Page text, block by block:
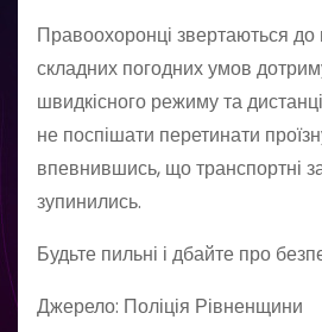
Правоохоронці звертаються до
складних погодних умов
швидкісного режиму та
не поспішати перетинати
впевнившись, що транспортні
зупинились.
Будьте пильні і дбайте про
Джерело: Поліція Рівненщини